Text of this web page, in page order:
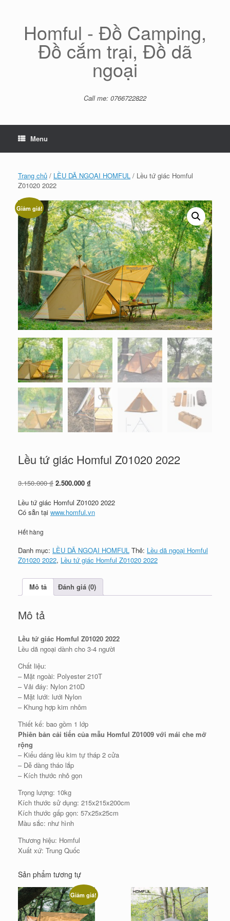
Homful - Đồ Camping,
Đồ cắm trại, Đồ dã
ngoại
Call me: 0766722822
Menu
Trang chủ / LỀU DÃ NGOẠI HOMFUL / Lều tứ giác Homful
Z01020 2022
Giảm giá!
Lều tứ giác Homful Z01020 2022
3.150.000₫ Giá
là:
3.150.000 ₫.
2.500.000 ₫
tại
là:
Lều tứ giác Homful Z01020 2022
Có sẵn tại www.homful.vn
Hết hàng
Danh mục: LỀU DÃ NGOẠI HOMFUL Thẻ: Lều dã ngoại Homful
Z01020 2022, Lều tứ giác Homful Z01020 2022
Mô tả Đánh giá (0)
Mô tả
Lều tứ giác Homful Z01020 2022
Lều dã ngoại dành cho 3-4 người
Chất liệu:
– Mặt ngoài: Polyester 210T
– Vải đáy: Nylon 210D
– Mặt lưới: lưới Nylon
– Khung hợp kim nhôm
Thiết kế: bao gồm 1 lớp
Phiên bản cải tiến của mẫu Homful Z01009 với mái che mở
rộng
– Kiểu dáng lều kim tự tháp 2 cửa
– Dễ dàng tháo lắp
– Kích thước nhỏ gọn
Trọng lượng: 10kg
Kích thước sử dụng: 215x215x200cm
Kích thước gấp gọn: 57x25x25cm
Màu sắc: như hình
Thương hiệu: Homful
Xuất xứ: Trung Quốc
Sản phẩm tương tự
Giảm giá!